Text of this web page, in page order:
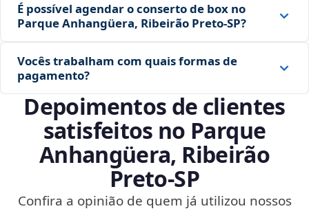
É possível agendar o conserto de box no
Parque Anhangüera, Ribeirão Preto‑SP?
Vocês trabalham com quais formas de
pagamento?
Depoimentos de clientes
satisfeitos no Parque
Anhangüera, Ribeirão
Preto‑SP
Confira a opinião de quem já utilizou nossos